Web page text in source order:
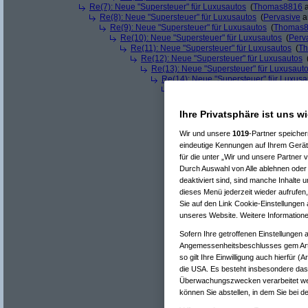
Re(7): Neue "Supersteuer" für Luxusautos (Thomas8816
Re(8): Neue "Supersteuer" für Luxusautos (Pervasive
Re(9): Neue "Supersteuer" für Luxusautos (
Re(10): Neue "Supersteuer" für Luxusautos (
Re(11): Neue "Supersteuer" für Luxusautos (
Re(12): Neue "Supersteuer" für Luxusautos
Re(13): Neue "Supersteuer" für
Re(14): Neue "Supersteuer" für
Re(17): Neue "Supersteuer"
Re(18): Neue
Re(19): Neue
Re(20): Neue
Re(21): Neue
Re(22): Neue
Re(22): Neue
Re(23): Neue
Re(24):
Re(25):
Ihre Privatsphäre ist uns
Wir und unsere 1019-Partner
eindeutige Kennungen auf Ihrem
für die unter „Wir und unsere Partner
Durch Auswahl von Alle ablehnen
deaktiviert sind, sind manche Inhalte
dieses Menü jederzeit wieder
Sie auf den Link Cookie-
unseres Website. Weitere
Sofern Ihre getroffenen Einstellungen
Angemessenheitsbeschlusses gem
so gilt Ihre Einwilligung auch hierfür
die USA. Es besteht insbesondere
Überwachungszwecken verarbeitet
können Sie abstellen, in dem Sie bei